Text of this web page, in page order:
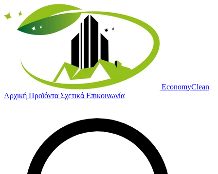
EconomyClean
Αρχική Προϊόντα Σχετικά Επικοινωνία